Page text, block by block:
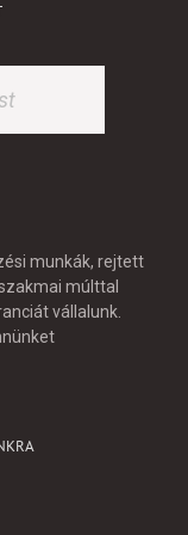
munkák, rejtett
múlttal
vállalunk.